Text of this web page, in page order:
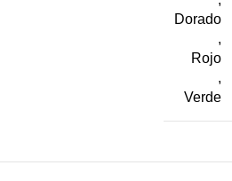
Dorado
,
Rojo
,
Verde